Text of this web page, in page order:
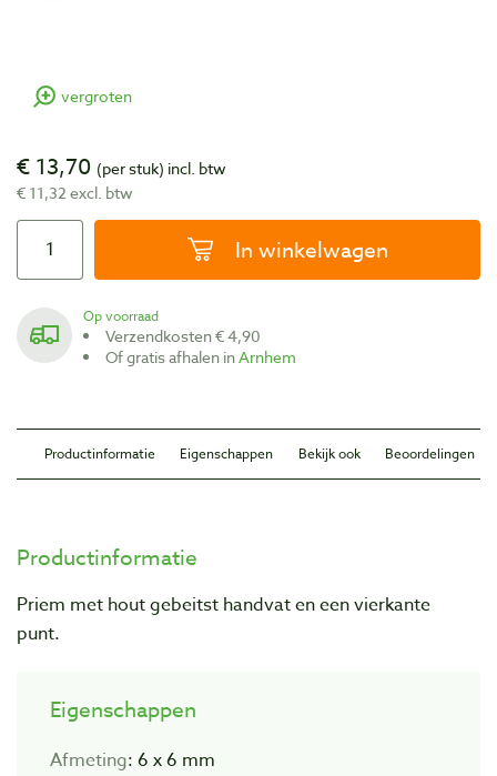
vergroten
€ 13,70 (per stuk) incl. btw
€ 11,32 excl. btw
In winkelwagen
Op voorraad
Verzendkosten € 4,90
Of gratis afhalen inArnhem
Productinformatie Eigenschappen Bekijk ook Beoordelingen
Productinformatie
Priem met hout gebeitst handvat en een vierkante
punt.
Eigenschappen
Afmeting: 6 x 6 mm